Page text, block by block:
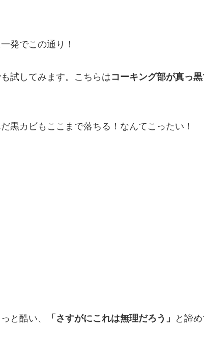
発でこの通り！
試してみます。こちらはコーキング部が真っ黒
黒カビもここまで落ちる！なんてこったい！
と酷い、 「さすがにこれは無理だろう」 と諦